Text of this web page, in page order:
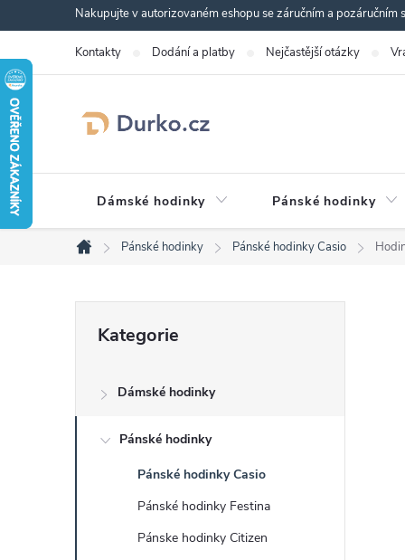
na
obsah
Nakupujte v autorizovaném eshopu se záručním a pozáručním
Kontakty Dodání a platby Nejčastější otázky
Dámské hodinky Pánské hodinky
Domů
Pánské hodinky Pánské hodinky Casio
s
kategorie
Kategorie
Dámské hodinky
Pánské hodinky
Pánské hodinky Casio
Pánské hodinky Festina
Pánske hodinky Citizen